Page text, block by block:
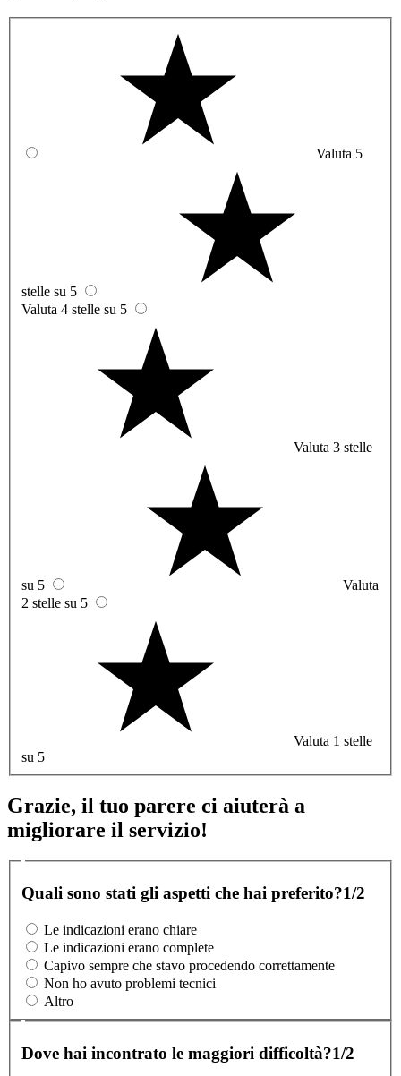
Valuta 5
stelle su 5
Valuta 4 stelle su 5
Valuta 3 stelle
su 5
Valuta
2 stelle su 5
Valuta 1 stelle
su 5
Grazie, il tuo parere ci aiuterà a
migliorare il servizio!
Quali sono stati gli aspetti che hai preferito?1/2
Le indicazioni erano chiare
Le indicazioni erano complete
Capivo sempre che stavo procedendo correttamente
Non ho avuto problemi tecnici
Altro
Dove hai incontrato le maggiori difficoltà?1/2